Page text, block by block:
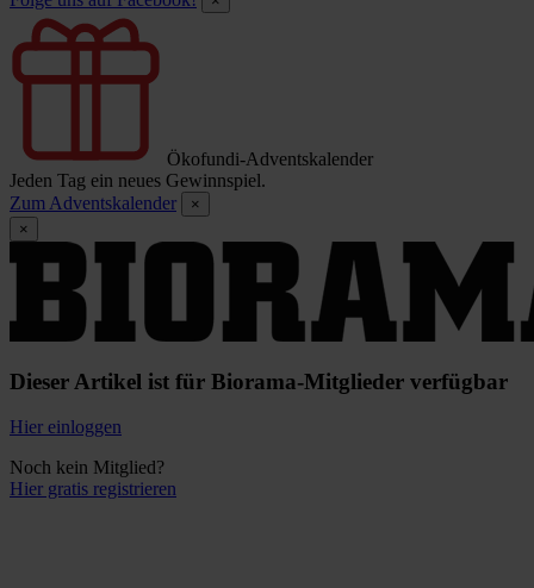
Ökofundi-Adventskalender
Jeden Tag ein neues Gewinnspiel.
Zum Adventskalender
×
×
Dieser Artikel ist für Biorama-Mitglieder verfügbar
Hier einloggen
Noch kein Mitglied?
Hier gratis registrieren